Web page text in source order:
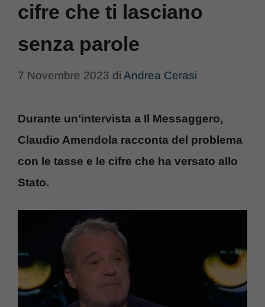
cifre che ti lasciano
senza parole
7 Novembre 2023 di Andrea Cerasi
Durante un’intervista a Il Messaggero,
Claudio Amendola racconta del problema
con le tasse e le cifre che ha versato allo
Stato.